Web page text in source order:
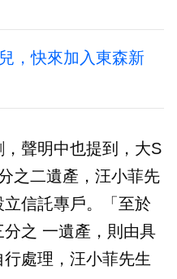
，快來加入東森新
聲明中也提到，大S
之二遺產，汪小菲先
信託專戶。「至於
之 一遺產，則由具
處理，汪小菲先生